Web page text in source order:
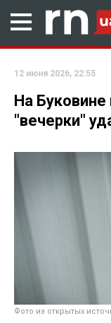
12 июня 2026, 22:55
На
"вечерки"
Фото из открытых